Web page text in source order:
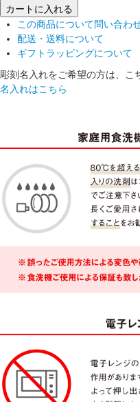
カートに入れる
この商品について問い合わ
配送・送料について
ギフトラッピングについて
彫刻名入れをご希望の方は、
名入れはこちら